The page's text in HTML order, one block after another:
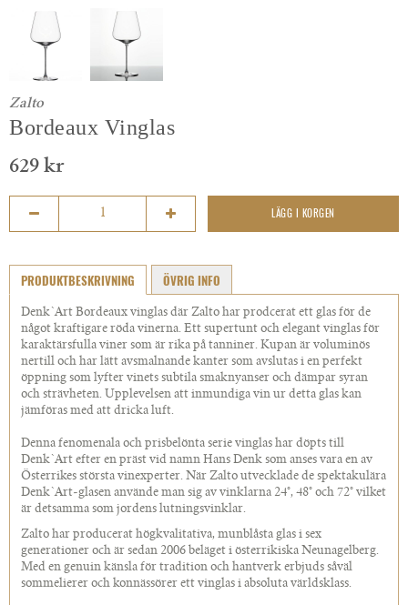
Zalto
Bordeaux Vinglas
629 kr
LÄGG I KORGEN
PRODUKTBESKRIVNING ÖVRIG INFO
Denk`Art Bordeaux vinglas där Zalto har prodcerat ett glas för de
något kraftigare röda vinerna. Ett supertunt och elegant vinglas för
karaktärsfulla viner som är rika på tanniner. Kupan är voluminös
nertill och har lätt avsmalnande kanter som avslutas i en perfekt
öppning som lyfter vinets subtila smaknyanser och dämpar syran
och strävheten. Upplevelsen att inmundiga vin ur detta glas kan
jämföras med att dricka luft.
Denna fenomenala och prisbelönta serie vinglas har döpts till
Denk`Art efter en präst vid namn Hans Denk som anses vara en av
Österrikes största vinexperter. När Zalto utvecklade de spektakulära
Denk`Art-glasen använde man sig av vinklarna 24°, 48° och 72° vilket
är detsamma som jordens lutningsvinklar.
Zalto har producerat högkvalitativa, munblåsta glas i sex
generationer och är sedan 2006 beläget i österrikiska Neunagelberg.
Med en genuin känsla för tradition och hantverk erbjuds såväl
sommelierer och konnässörer ett vinglas i absoluta världsklass.